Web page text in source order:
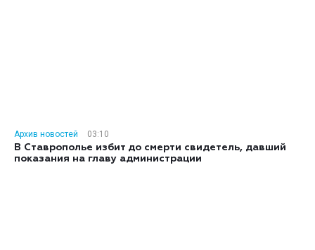
Архив новостей
03:10
В Ставрополье избит до смерти свидетель, давший
показания на главу администрации